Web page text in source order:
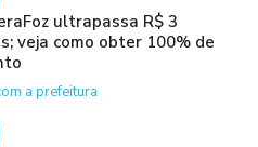
ultrapassa R$ 3
veja como obter 100% de
a prefeitura